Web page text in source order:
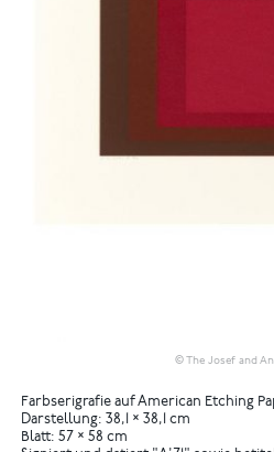
© The Josef and
Farbserigrafie auf American Etching
Darstellung: 38,1 × 38,1 cm
Blatt: 57 × 58 cm